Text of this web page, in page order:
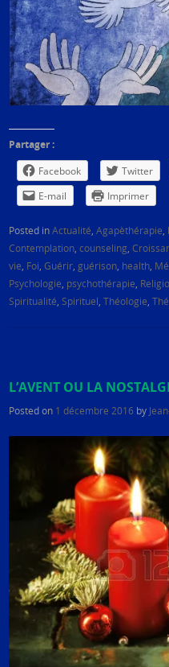
Partager :
Facebook
Twitter
E-mail
Imprimer
Posted inActualité ,Agapèthérapie
Contemplation ,counseling ,
vie Foi ,Guérir guérison health
Psychologie psychothérapie
Spiritualité Spirituel ,Théologie ,
L’AVENT OU LA
Posted on 1 décembre 2016 by